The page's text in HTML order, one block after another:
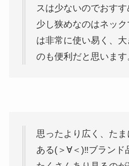
スは少ないのでおす
少し狭めなのはネッ
は非常に使い易く、
のも便利だと思います
思ったより広く、た
ある(＞∀＜)‼︎ブランド